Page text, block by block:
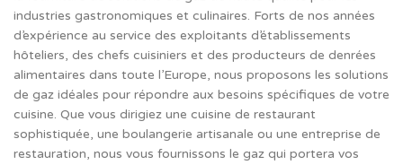
industries gastronomiques et culinaires. Forts de nos années
d’expérience au service des exploitants d’établissements
hôteliers, des chefs cuisiniers et des producteurs de denrées
alimentaires dans toute l’Europe, nous proposons les solutions
de gaz idéales pour répondre aux besoins spécifiques de votre
cuisine. Que vous dirigiez une cuisine de restaurant
sophistiquée, une boulangerie artisanale ou une entreprise de
restauration, nous vous fournissons le gaz qui portera vos